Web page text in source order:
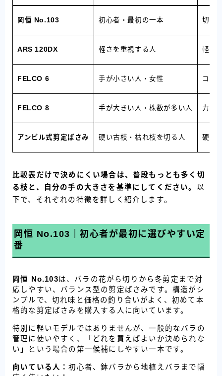
岡恒 No.103 初心者・最初の一本 切れ
ARS 120DX 軽さを重視する人 軽量
FELCO 6 手が小さい人・女性 コン
FELCO 8 手が大きい人・株数が多い人 力を
アンビル式剪定ばさみ 硬い古枝・枯れ枝を切る人 硬い
比較表だけで決めにくい場合は、普段もっとも多く切
る枝と、自分の手の大きさを基準にしてください。 以
下で、それぞれの特徴を詳しく紹介します。
岡恒 No.103｜初心者が最初に選びやすい定
番
岡恒 No.103は、バラの花がら切りから冬剪定まで対
応しやすい、バランス型の剪定ばさみです。構造がシ
ンプルで、切れ味と価格の釣り合いがよく、初めて本
格的な剪定ばさみを購入する人に向いています。
特別に軽いモデルではありませんが、一般的なバラの
管理に使いやすく、「どれを買えばよいか決められな
い」という場合の第一候補にしやすい一本です。
向いている人：初心者、鉢バラから地植えバラまで幅